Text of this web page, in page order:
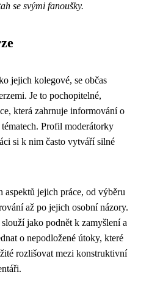
se svými fanoušky.
jejich kolegové, se občas
Je to pochopitelné,
která zahrnuje informování o
tématech. Profil moderátorky
si k nim často vytváří silné
jejich práce, od výběru
až po jejich osobní názory.
jako podnět k zamyšlení a
o nepodložené útoky, které
rozlišovat mezi konstruktivní